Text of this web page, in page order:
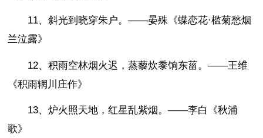
11、斜光到晓穿朱户。——晏殊《蝶恋花·槛菊愁烟
兰泣露》
12、积雨空林烟火迟，蒸藜炊黍饷东菑。——王维
《积雨辋川庄作》
13、炉火照天地，红星乱紫烟。——李白《秋浦
歌》